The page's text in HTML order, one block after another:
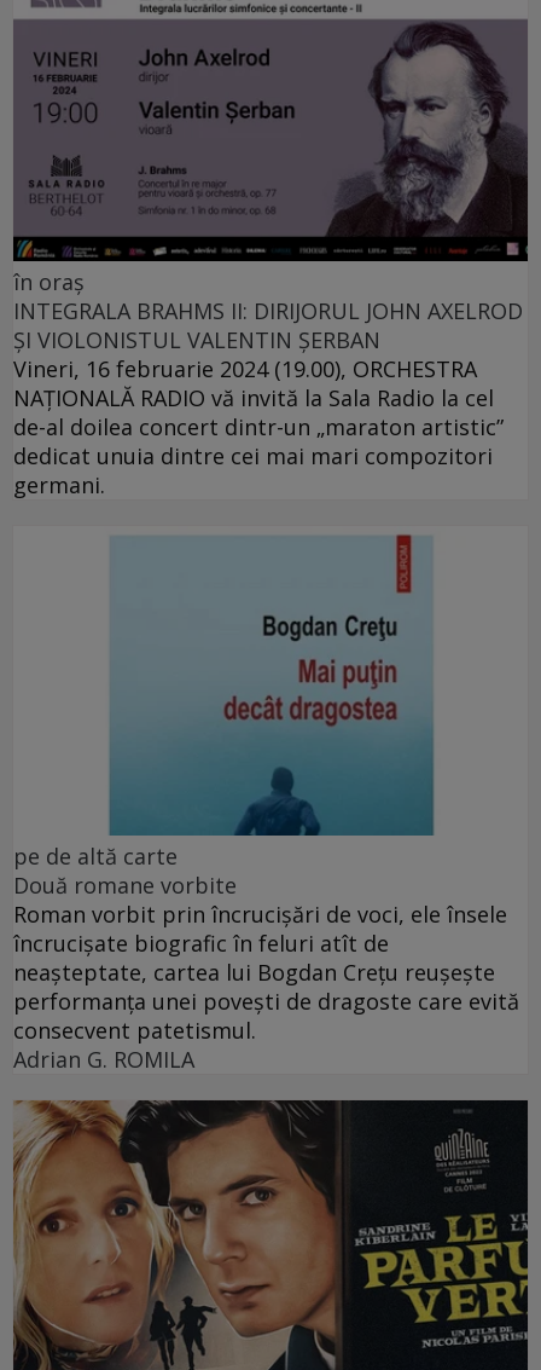
în oraș
INTEGRALA BRAHMS II: DIRIJORUL JOHN AXELROD
ȘI VIOLONISTUL VALENTIN ȘERBAN
Vineri, 16 februarie 2024 (19.00), ORCHESTRA
NAŢIONALĂ RADIO vă invită la Sala Radio la cel
de-al doilea concert dintr-un „maraton artistic”
dedicat unuia dintre cei mai mari compozitori
germani.
pe de altă carte
Două romane vorbite
Roman vorbit prin încrucișări de voci, ele însele
încrucișate biografic în feluri atît de
neașteptate, cartea lui Bogdan Crețu reușește
performanța unei povești de dragoste care evită
consecvent patetismul.
Adrian G. ROMILA